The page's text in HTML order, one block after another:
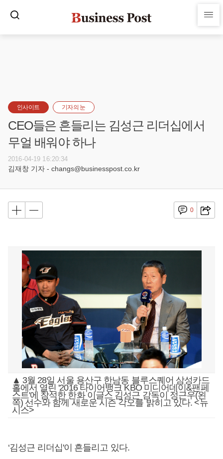
인사이트 기자의 눈
CEO들은 흔들리는 김성근 리더십에서
무얼 배워야 하나
2016-04-19 16:20:34
김재창 기자 - changs@businesspost.co.kr
0
▲ 3월 28일 서울 용산구 한남동 블루스퀘어 삼성카드
홀에서 열린 '2016 타이어뱅크 KBO 미디어데이&팬페
스트'에 참석한 한화 이글스 김성근 감독이 정근우(왼
쪽) 선수와 함께 새로운 시즌 각오를 밝히고 있다. <뉴
시스>
‘김성근 리더십'이 흔들리고 있다.